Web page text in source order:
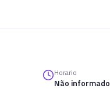
Horario
Não informado